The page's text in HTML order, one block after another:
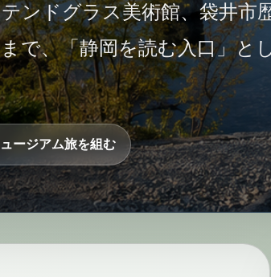
ンドグラス美術館、袋井市
で、「静岡を読む入口」と
ージアム旅を組む